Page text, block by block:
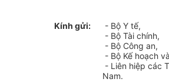
Kính gửi:
- Bộ Y tế,
- Bộ Tài chính,
- Bộ Công an,
- Bộ Kế hoạch
- Liên hiệp các
Nam.